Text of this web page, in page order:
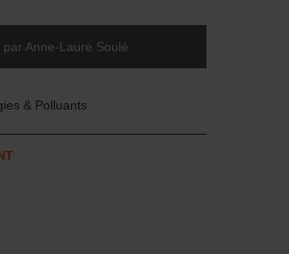
par Anne-Laure Soulé
& Polluants